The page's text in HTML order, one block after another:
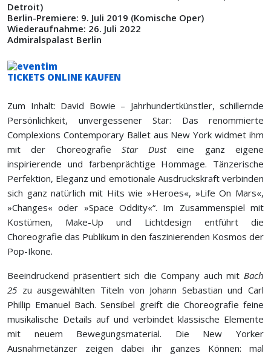
Detroit)
Berlin-Premiere: 9. Juli 2019 (Komische Oper)
Wiederaufnahme: 26. Juli 2022
Admiralspalast Berlin
TICKETS ONLINE KAUFEN
Zum Inhalt: David Bowie – Jahrhundertkünstler, schillernde
Persönlichkeit, unvergessener Star: Das renommierte
Complexions Contemporary Ballet aus New York widmet ihm
mit der Choreografie Star Dusteine ganz eigene
inspirierende und farbenprächtige Hommage. Tänzerische
Perfektion, Eleganz und emotionale Ausdruckskraft verbinden
sich ganz natürlich mit Hits wie »Heroes«, »Life On Mars«,
»Changes« oder »Space Oddity«“. Im Zusammenspiel mit
Kostümen, Make-Up und Lichtdesign entführt die
Choreografie das Publikum in den faszinierenden Kosmos der
Pop-Ikone.
Beeindruckend präsentiert sich die Company auch mit Bach
25 zu ausgewählten Titeln von Johann Sebastian und Carl
Phillip Emanuel Bach. Sensibel greift die Choreografie feine
musikalische Details auf und verbindet klassische Elemente
mit neuem Bewegungsmaterial. Die New Yorker
Ausnahmetänzer zeigen dabei ihr ganzes Können: mal